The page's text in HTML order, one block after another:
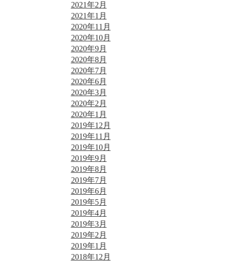
2021年2月
2021年1月
2020年11月
2020年10月
2020年9月
2020年8月
2020年7月
2020年6月
2020年3月
2020年2月
2020年1月
2019年12月
2019年11月
2019年10月
2019年9月
2019年8月
2019年7月
2019年6月
2019年5月
2019年4月
2019年3月
2019年2月
2019年1月
2018年12月